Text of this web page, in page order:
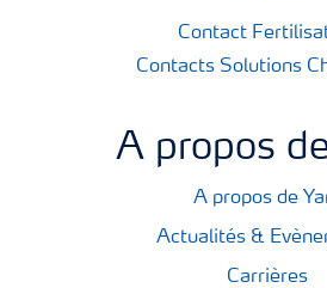
Contact
Contacts Solutions
A propos
A propos de
Actualités &
Carrières